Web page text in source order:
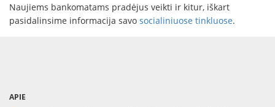
Naujiems bankomatams pradėjus veikti ir kitur, iškart
pasidalinsime informacija savo socialiniuose tinkluose.
APIE